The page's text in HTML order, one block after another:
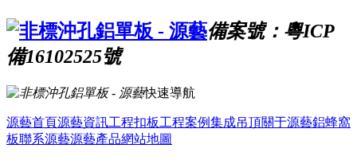
備案號：粵ICP
備16102525號
快速導航
源藝首頁源藝資訊工程扣板工程案例集成吊頂關于源藝鋁蜂窩
板聯系源藝源藝產品網站地圖